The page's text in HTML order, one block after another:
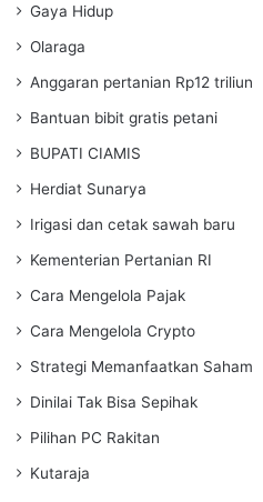
Gaya Hidup
Olaraga
Anggaran pertanian Rp12 triliun
Bantuan bibit gratis petani
BUPATI CIAMIS
Herdiat Sunarya
Irigasi dan cetak sawah baru
Kementerian Pertanian RI
Cara Mengelola Pajak
Cara Mengelola Crypto
Strategi Memanfaatkan Saham
Dinilai Tak Bisa Sepihak
Pilihan PC Rakitan
Kutaraja